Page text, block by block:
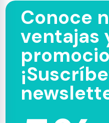
Conoce
ventajas